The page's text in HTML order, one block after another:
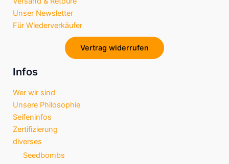
Unser Newsletter
Für Wiederverkäufer
Vertrag widerrufen
Infos
Wer wir sind
Unsere Philosophie
Seifeninfos
Zertifizierung
diverses
Seedbombs